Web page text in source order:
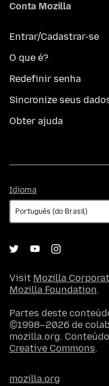
Conta Mozilla
Entrar/Cadastrar-se
O que é?
Redefinir senha
Sincronize seus
Obter ajuda
Idioma
Visit Mozilla
Mozilla Foundation.
Partes deste
©1998–2026 de
mozilla.org.
Creative Commons.
mozilla.org